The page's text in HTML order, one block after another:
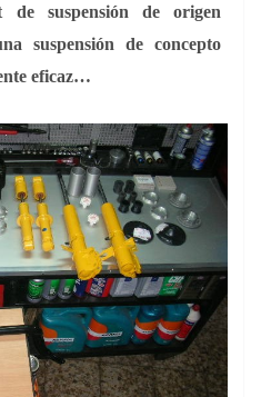
de suspensión de origen
suspensión de concepto
eficaz…